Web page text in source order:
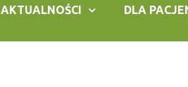
AKTUALNOŚCI DLA